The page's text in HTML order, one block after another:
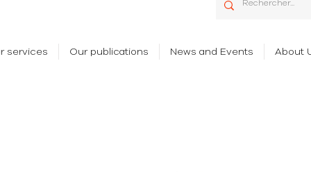
services Our publications News and Events About